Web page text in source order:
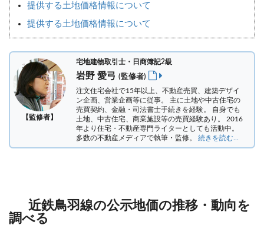
提供する土地価格情報について
提供する土地価格情報について
【監修者】
宅地建物取引士・日商簿記2級
岩野 愛弓 (監修者)
注文住宅会社で15年以上、不動産売買、建築デザイ
ン企画、営業企画等に従事。 主に土地や中古住宅の
売買契約、金融・司法書士手続きを経験。 自身でも
土地、中古住宅、商業施設等の売買経験あり。 2016
年より住宅・不動産専門ライターとしても活動中。
多数の不動産メディアで執筆・監修。 続きを読む...
近鉄鳥羽線の公示地価の推移・動向を
調べる